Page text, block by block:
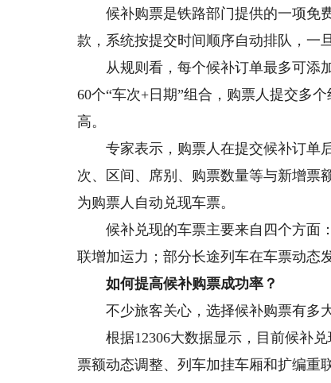
候补购票是铁路部门提供的一项免费
款，系统按提交时间顺序自动排队，一
从规则看，每个候补订单最多可添加
60个“车次+日期”组合，购票人提交多
高。
专家表示，购票人在提交候补订单后
次、区间、席别、购票数量等与新增票
为购票人自动兑现车票。
候补兑现的车票主要来自四个方面：
联增加运力；部分长途列车在车票动态
如何提高候补购票成功率？
不少旅客关心，选择候补购票有多大
根据12306大数据显示，目前候补兑
票额动态调整、列车加挂车厢和扩编重